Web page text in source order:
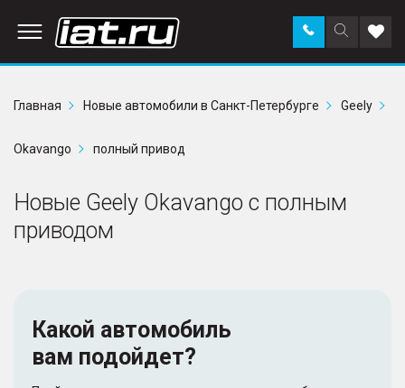
Поиск
по
Заказать
звонок в
Главная
Новые автомобили в Санкт-Петербурге Geely
Okavango полный привод
Новые Geely Okavango с полным
приводом
Какой автомобиль
вам подойдет?